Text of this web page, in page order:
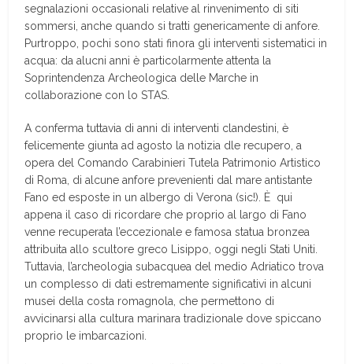
segnalazioni occasionali relative al rinvenimento di siti
sommersi, anche quando si tratti genericamente di anfore.
Purtroppo, pochi sono stati finora gli interventi sistematici in
acqua: da alucni anni è particolarmente attenta la
Soprintendenza Archeologica delle Marche in
collaborazione con lo STAS.
A conferma tuttavia di anni di interventi clandestini, è
felicemente giunta ad agosto la notizia dle recupero, a
opera del Comando Carabinieri Tutela Patrimonio Artistico
di Roma, di alcune anfore prevenienti dal mare antistante
Fano ed esposte in un albergo di Verona (sic!). È qui
appena il caso di ricordare che proprio al largo di Fano
venne recuperata l’eccezionale e famosa statua bronzea
attribuita allo scultore greco Lisippo, oggi negli Stati Uniti.
Tuttavia, l’archeologia subacquea del medio Adriatico trova
un complesso di dati estremamente significativi in alcuni
musei della costa romagnola, che permettono di
avvicinarsi alla cultura marinara tradizionale dove spiccano
proprio le imbarcazioni.